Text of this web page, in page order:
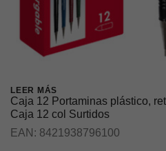
LEER MÁS
Caja 12 Portaminas plástico,
Caja 12 col Surtidos
EAN: 8421938796100